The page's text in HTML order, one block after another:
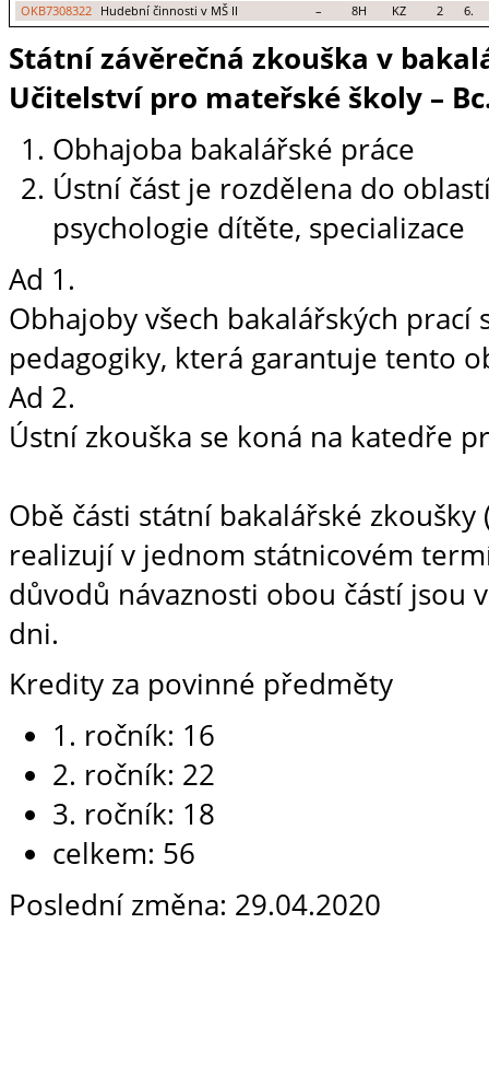
OKB7308322
Hudební činnosti v MŠ II – 8H KZ 2 6.
Státní závěrečná zkouška v
Učitelství pro mateřské školy –
Obhajoba bakalářské práce
Ústní část je rozdělena do
psychologie dítěte, specializace
Ad 1.
Obhajoby všech bakalářských
pedagogiky, která garantuje tento
Ad 2.
Ústní zkouška se koná na katedře
Obě části státní bakalářské
realizují v jednom státnicovém
důvodů návaznosti obou částí jsou
dni.
Kredity za povinné předměty
1. ročník: 16
2. ročník: 22
3. ročník: 18
celkem: 56
Poslední změna: 29.04.2020